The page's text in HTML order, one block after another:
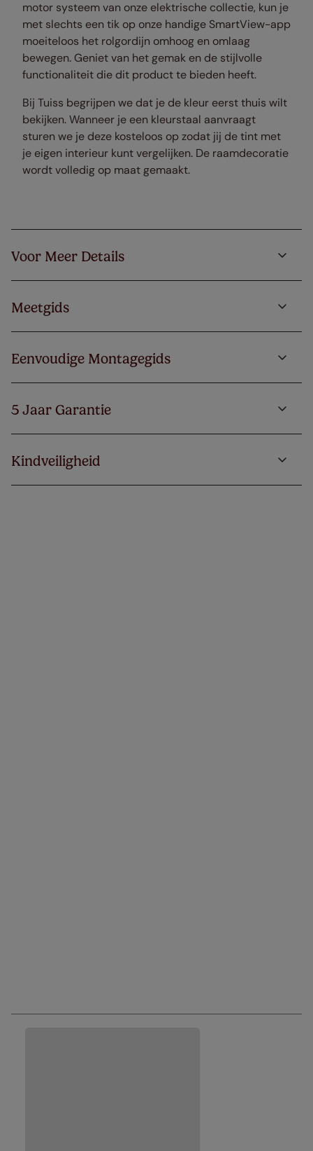
motor systeem van onze elektrische collectie, kun je
met slechts een tik op onze handige SmartView-app
moeiteloos het rolgordijn omhoog en omlaag
bewegen. Geniet van het gemak en de stijlvolle
functionaliteit die dit product te bieden heeft.
Bij Tuiss begrijpen we dat je de kleur eerst thuis wilt
bekijken. Wanneer je een kleurstaal aanvraagt
sturen we je deze kosteloos op zodat jij de tint met
je eigen interieur kunt vergelijken. De raamdecoratie
wordt volledig op maat gemaakt.
Voor Meer Details
Meetgids
Eenvoudige Montagegids
5 Jaar Garantie
Kindveiligheid